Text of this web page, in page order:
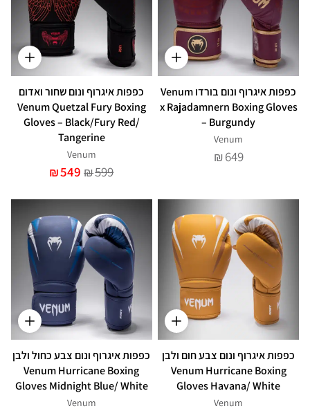
כפפות איגרוף ונום בורדו Venum
x Rajadamnern Boxing Gloves
– Burgundy
Venum
₪ 649
כפפות איגרוף ונום שחור ואדום
Venum Quetzal Fury Boxing
Gloves – Black/Fury Red/
Tangerine
Venum
₪549 ₪599
כפפות איגרוף ונום צבע חום ולבן
Venum Hurricane Boxing
Gloves Havana/ White
Venum
כפפות איגרוף ונום צבע כחול ולבן
Venum Hurricane Boxing
Gloves Midnight Blue/ White
Venum